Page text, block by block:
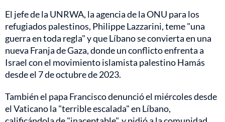
El jefe de la UNRWA, la agencia de la ONU para los
refugiados palestinos, Philippe Lazzarini, teme "una
guerra en toda regla" y que Líbano se convierta en una
nueva Franja de Gaza, donde un conflicto enfrenta a
Israel con el movimiento islamista palestino Hamás
desde el 7 de octubre de 2023.
También el papa Francisco denunció el miércoles desde
el Vaticano la "terrible escalada" en Líbano,